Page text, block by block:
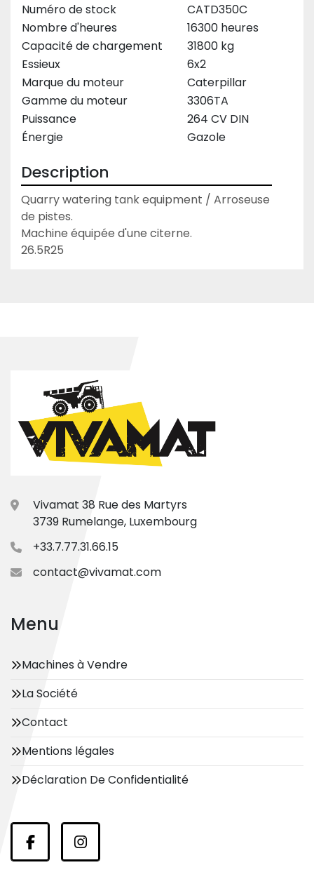
Numéro de stock
CATD350C
Nombre d'heures
16300 heures
Capacité de chargement
31800 kg
Essieux
6x2
Marque du moteur
Caterpillar
Gamme du moteur
3306TA
Puissance
264 CV DIN
Énergie
Gazole
Description
Quarry watering tank equipment / Arroseuse
de pistes.
Machine équipée d'une citerne.
26.5R25
Vivamat 38 Rue des Martyrs
3739 Rumelange, Luxembourg
+33.7.77.31.66.15
contact@vivamat.com
Menu
Machines à Vendre
La Société
Contact
Mentions légales
Déclaration De Confidentialité
facebookinstagram